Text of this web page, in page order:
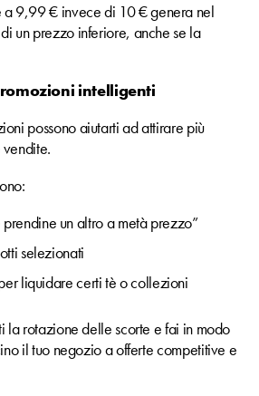
a 9,99 € invece di 10 € genera nel
un prezzo inferiore, anche se la
intelligenti
possono aiutarti ad attirare più
un altro a metà prezzo”
selezionati
liquidare certi tè o collezioni
la rotazione delle scorte e fai in modo
il tuo negozio a offerte competitive e